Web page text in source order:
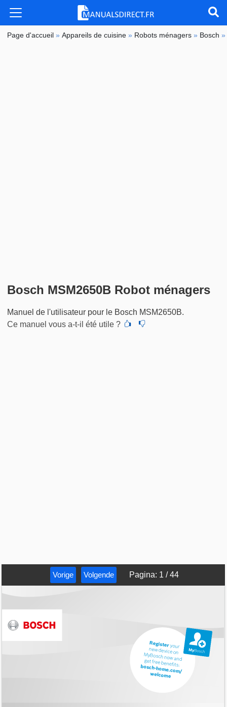
Page d'accueil »Appareils de cuisine » Robots ménagers » Bosch
Bosch MSM2650B Robot ménagers
Manuel de l'utilisateur pour le Bosch MSM2650B.
Ce manuel vous a-t-il été utile ?
Vorige Volgende Pagina: 1 /44